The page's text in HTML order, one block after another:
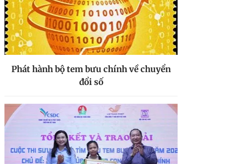
Phát hành bộ tem bưu chính về chuyển
đổi số